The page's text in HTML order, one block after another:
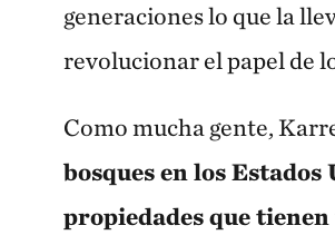
generaciones lo que la
revolucionar el papel de
Como mucha gente,
bosques en los
propiedades que